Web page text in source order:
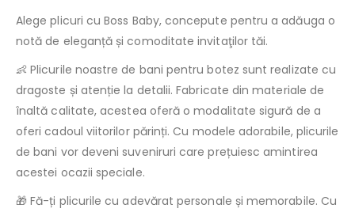
Alege plicuri cu Boss Baby, concepute pentru a adăuga o
notă de eleganță și comoditate invitaţilor tăi.
👶 Plicurile noastre de bani pentru botez sunt realizate cu
dragoste și atenție la detalii. Fabricate din materiale de
înaltă calitate, acestea oferă o modalitate sigură de a
oferi cadoul viitorilor părinți. Cu modele adorabile, plicurile
de bani vor deveni suveniruri care prețuiesc amintirea
acestei ocazii speciale.
🎁 Fă-ți plicurile cu adevărat personale și memorabile. Cu